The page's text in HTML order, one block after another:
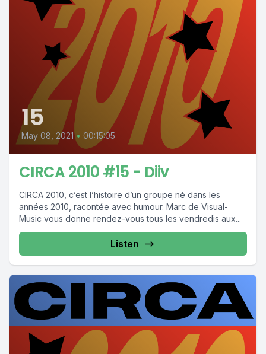
15
May 08, 2021 • 00:15:05
CIRCA 2010 #15 - Diiv
CIRCA 2010, c’est l’histoire d’un groupe né dans les
années 2010, racontée avec humour. Marc de Visual-
Music vous donne rendez-vous tous les vendredis aux...
Listen